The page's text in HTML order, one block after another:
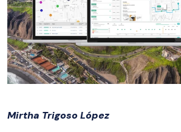
Mirtha Trigoso López